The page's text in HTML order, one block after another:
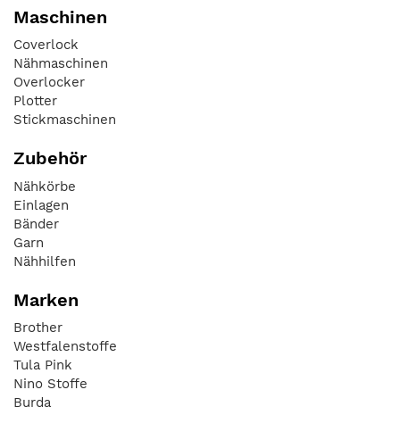
Maschinen
Coverlock
Nähmaschinen
Overlocker
Plotter
Stickmaschinen
Zubehör
Nähkörbe
Einlagen
Bänder
Garn
Nähhilfen
Marken
Brother
Westfalenstoffe
Tula Pink
Nino Stoffe
Burda